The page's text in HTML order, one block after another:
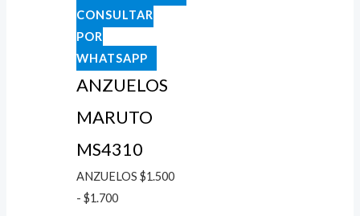
CONSULTAR
POR
WHATSAPP
ANZUELOS
MARUTO
MS4310
ANZUELOS$1.500
- $1.700